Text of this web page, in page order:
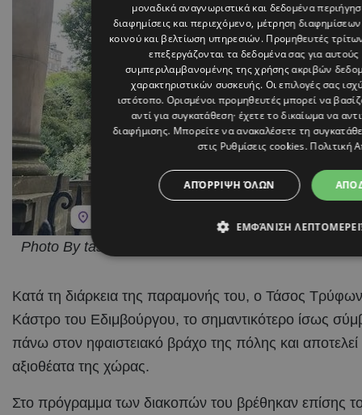
Photo By tasostrifonos On Instagram
Κατά τη διάρκεια της παραμονής του, ο Τάσος
Κάστρο του Εδιμβούργου, το σημαντικότερο ίσως
πάνω στον ηφαιστειακό βράχο της πόλης και
αξιοθέατα της χώρας.
Στο πρόγραμμα των διακοπών του βρέθηκαν επίσης
μοναδικά αναγνωριστικά και δεδομένα
διαφημίσεις και περιεχόμενο, μέτρηση
κοινού και βελτίωση υπηρεσιών. Προμηθευτές
επεξεργάζονται τα δεδομένα σας για
συμπεριλαμβανομένης της χρήσης ακριβών
χαρακτηριστικών συσκευής. Οι επιλογές σας
ιστότοπο. Ορισμένοι προμηθευτές μπορεί να
αντί για συγκατάθεση· έχετε το δικαίωμα να
διαφήμισης. Μπορείτε να ανακαλέσετε τη
στις Ρυθμίσεις cookies. Πολιτική
ΑΠΌΡΡΙΨΗ ΌΛΩΝ
ΕΜΦΆΝΙΣΗ